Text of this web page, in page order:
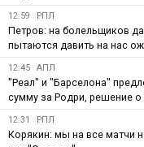
12:59 РПЛ
Петров: на болельщиков
пытаются давить на нас
12:45 АПЛ
"Реал" и "Барселона"
сумму за Родри, решение
12:31 РПЛ
Корякин: мы на все матчи